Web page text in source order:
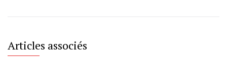
Articles associés